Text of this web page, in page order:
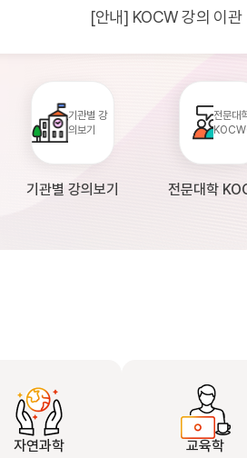
[안내] KOCW 강의 이
[안내] 2026년 대학정보
기관별 강
의보기
기관별 강의보기
전문대
전문대학
자연과학 교육학